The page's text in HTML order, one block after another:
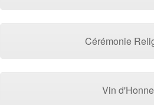
Cérémonie
Vin